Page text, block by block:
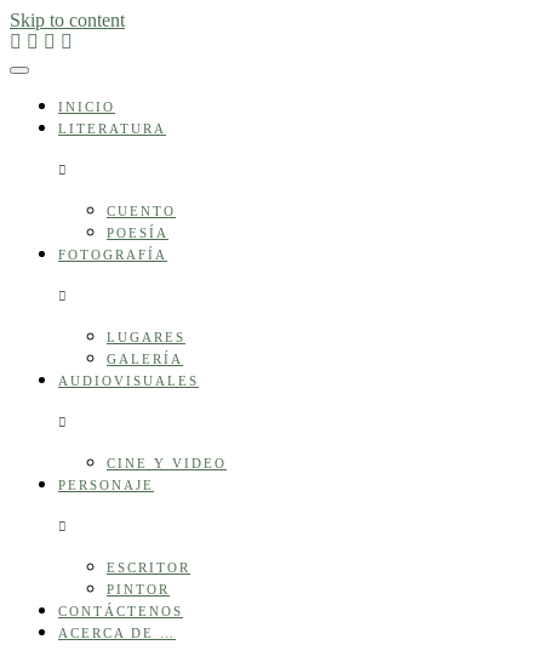
Skip to content
INICIO
LITERATURA
CUENTO
POESÍA
FOTOGRAFÍA
LUGARES
GALERÍA
AUDIOVISUALES
CINE Y VIDEO
PERSONAJE
ESCRITOR
PINTOR
CONTÁCTENOS
ACERCA DE …